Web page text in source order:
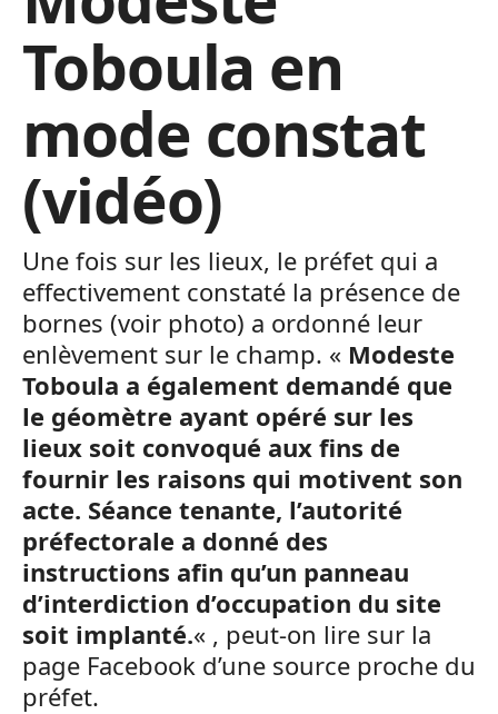
Toboula en
mode constat
(vidéo)
Une fois sur les lieux, le préfet qui a
effectivement constaté la présence de
bornes (voir photo) a ordonné leur
enlèvement sur le champ. « Modeste
Toboula a également demandé que
le géomètre ayant opéré sur les
lieux soit convoqué aux fins de
fournir les raisons qui motivent son
acte. Séance tenante, l’autorité
préfectorale a donné des
instructions afin qu’un panneau
d’interdiction d’occupation du site
soit implanté.« , peut-on lire sur la
page Facebook d’une source proche du
préfet.